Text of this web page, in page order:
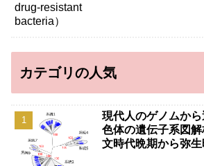
カテゴリの人気
現代人のゲノムか
色体の遺伝子系図
文時代晩期から弥